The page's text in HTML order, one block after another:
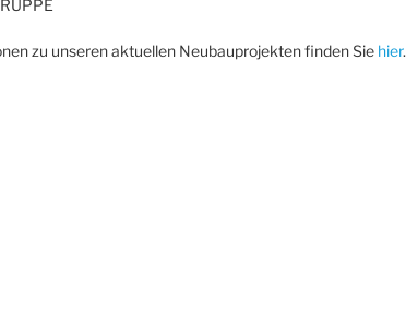
zu unseren aktuellen Neubauprojekten finden Sie hier.